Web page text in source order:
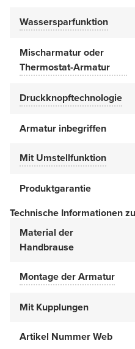
Wassersparfunktion
Mischarmatur oder
Thermostat-Armatur
Druckknopftechnologie
Armatur inbegriffen
Mit Umstellfunktion
Produktgarantie
Technische Informationen
Material der
Handbrause
Montage der Armatur
Mit Kupplungen
Artikel Nummer Web